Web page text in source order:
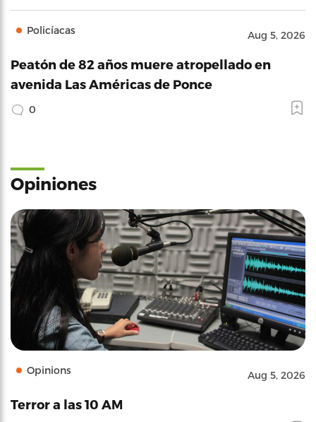
Policíacas Aug 5, 2026
Peatón de 82 años muere atropellado en
avenida Las Américas de Ponce
0
Opiniones
Opinions Aug 5, 2026
Terror a las 10 AM